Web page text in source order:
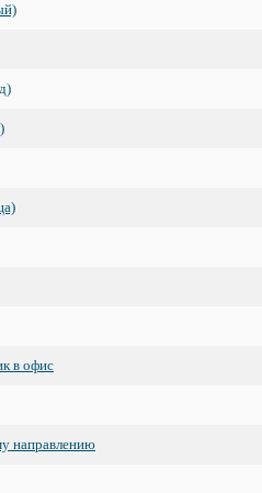
в офис
направлению